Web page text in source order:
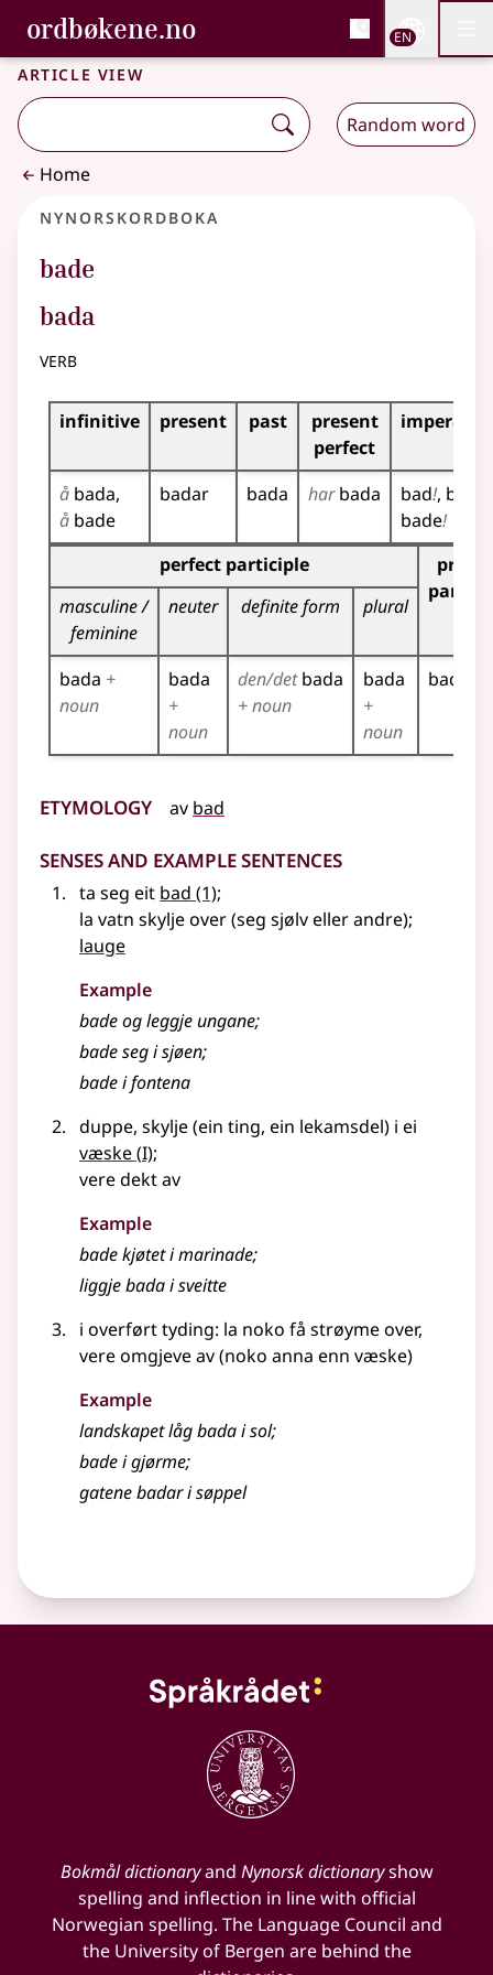
Skip to main content
Accessibility
ordbøkene.no, Bokmålsordboka and
Bokmålsordboka and Nynorskordboka
EN
Article view
Random word
Home
Nynorskordboka
bade
bada
verb
Inflection table for this verb
infinitive present past
present
perfect
å bada
å bade
badar bada harbada bad! bada
bade!
Inflection table for the participles of this verb
perfect participle
masculine /
feminine
neuter definite form plural
bada +
noun
bada
+
noun
den/detbada
+ noun
bada
+
noun
Etymology av bad
Senses and Example Sentences
ta seg eit bad (1);
la vatn skylje over (seg sjølvellerandre);
lauge
Example
bade og leggje ungane;
bade seg i sjøen;
bade i fontena
duppe, skylje (ein ting, ein lekamsdel) i ei
væske(1
I);
vere dekt av
Example
bade kjøtet i marinade;
liggje bada i sveitte
i overført tyding: la noko få strøyme over,
vere omgjeve av (noko anna enn væske)
Example
landskapet låg bada i sol;
bade i gjørme;
gatene badar i søppel
Bokmål dictionaryand Nynorsk dictionaryshow
spelling and inflection in line with official
Norwegian spelling. The Language Council and
the University of Bergen are behind the